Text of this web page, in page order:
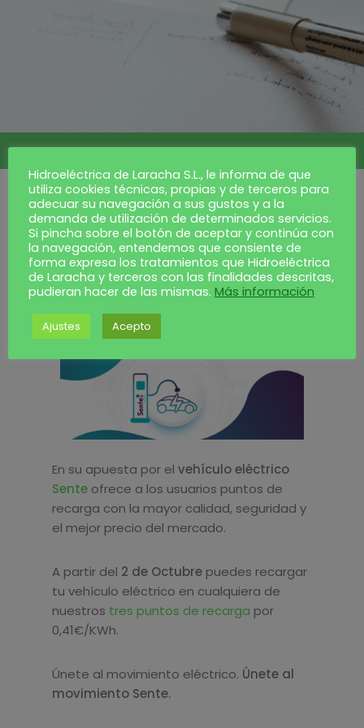
A partir de octubre
¡bajamos los precios!
octubre 2, 2023
En su apuesta por el vehículo eléctrico
Sente ofrece a los usuarios puntos de
recarga con la mayor calidad, seguridad y
el mejor precio del mercado.
A partir del 2 de Octubre puedes recargar
tu vehículo eléctrico en cualquiera de
nuestros tres puntos de recarga por
0,41€/KWh.
Únete al movimiento eléctrico. Únete al
movimiento Sente.
Hidroeléctrica de Laracha S.L., le informa de que
utiliza cookies técnicas, propias y de terceros para
adecuar su navegación a sus gustos y a la
demanda de utilización de determinados servicios.
Si pincha sobre el botón de aceptar y continúa con
la navegación, entendemos que consiente de
forma expresa los tratamientos que Hidroeléctrica
de Laracha y terceros con las finalidades descritas,
pudieran hacer de las mismas. Más información
Ajustes Acepto